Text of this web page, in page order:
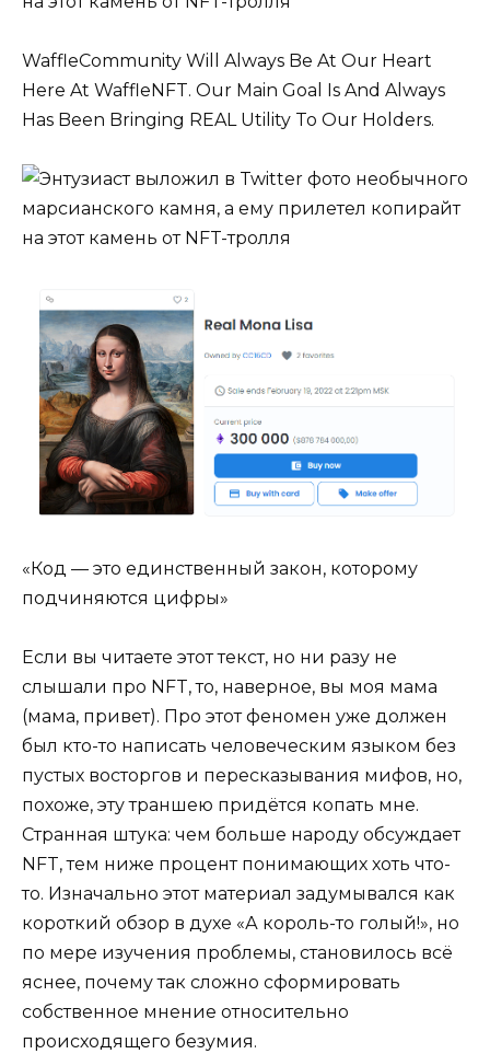
WaffleCommunity Will Always Be At Our Heart
Here At WaffleNFT. Our Main Goal Is And Always
Has Been Bringing REAL Utility To Our Holders.
«Код — это единственный закон, которому
подчиняются цифры»
Если вы читаете этот текст, но ни разу не
слышали про NFT, то, наверное, вы моя мама
(мама, привет). Про этот феномен уже должен
был кто-то написать человеческим языком без
пустых восторгов и пересказывания мифов, но,
похоже, эту траншею придётся копать мне.
Странная штука: чем больше народу обсуждает
NFT, тем ниже процент понимающих хоть что-
то. Изначально этот материал задумывался как
короткий обзор в духе «А король-то голый!», но
по мере изучения проблемы, становилось всё
яснее, почему так сложно сформировать
собственное мнение относительно
происходящего безумия.